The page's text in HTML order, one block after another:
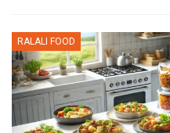
RALALI FOOD